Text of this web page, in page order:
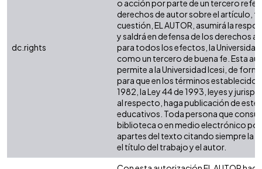
dc.rights
o acción por parte de un tercero
derechos de autor sobre el artículo,
cuestión, EL AUTOR, asumirá la
y saldrá en defensa de los derechos
para todos los efectos, la Universidad
como un tercero de buena fe. Esta
permite a la Universidad Icesi, de
para que en los términos establecidos
1982, la Ley 44 de 1993, leyes y
al respecto, haga publicación de este
educativos. Toda persona que
biblioteca o en medio electrónico
apartes del texto citando siempre la
el título del trabajo y el autor.